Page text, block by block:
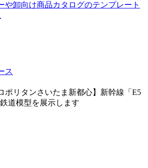
や卸向け商品カタログのテンプレート
ス
ポリタンさいたま新都心】新幹線「E5
道模型を展示します